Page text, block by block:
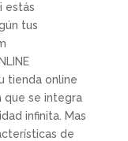
estás
tus
tienda online
que se integra
infinita. Mas
de